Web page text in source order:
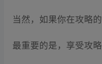
当然，如果你在攻略
最重要的是，享受攻